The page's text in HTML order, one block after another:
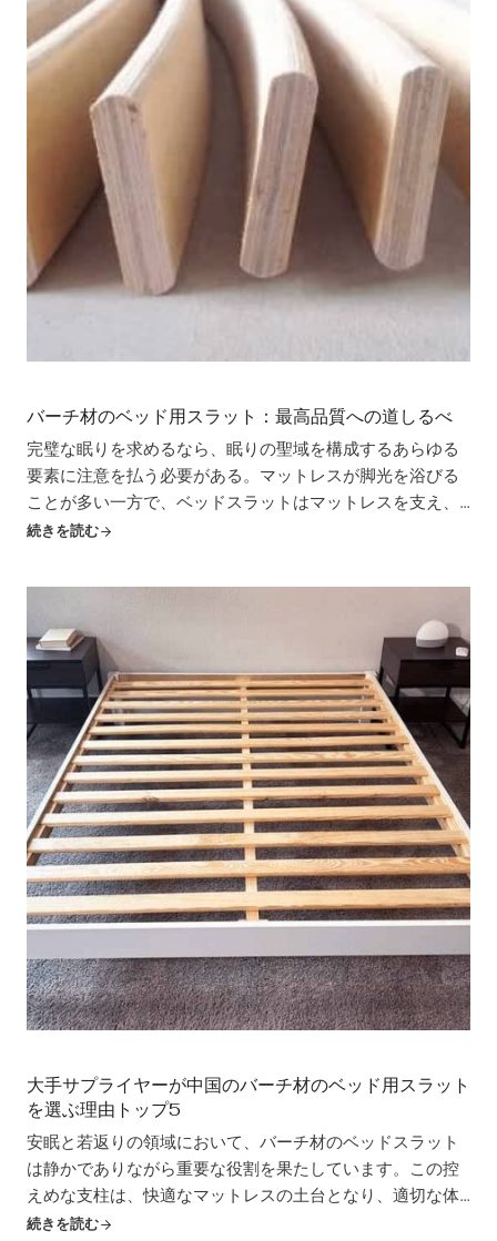
バーチ材のベッド用スラット：最高品質への道しるべ
完璧な眠りを求めるなら、眠りの聖域を構成するあらゆる
要素に注意を払う必要がある。マットレスが脚光を浴びる
ことが多い一方で、ベッドスラットはマットレスを支え、
寝心地を良くし、長持ちさせるという重要な役割を担って
続きを読む
大手サプライヤーが中国のバーチ材のベッド用スラット
を選ぶ理由トップ5
安眠と若返りの領域において、バーチ材のベッドスラット
は静かでありながら重要な役割を果たしています。この控
えめな支柱は、快適なマットレスの土台となり、適切な体
重配分、通気性、そして全体的な睡眠の質を保証します。
続きを読む